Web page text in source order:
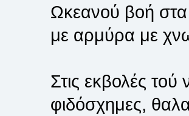
Ωκεανού βοή
με αρμύρα με
Στις εκβολές
φιδόσχημες,